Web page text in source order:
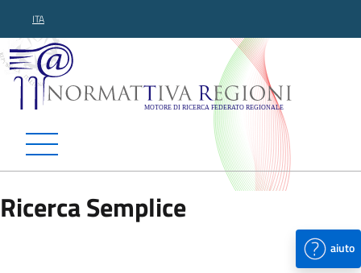
ITA
Normattiva Regioni -
Ricerca Semplice
aiuto